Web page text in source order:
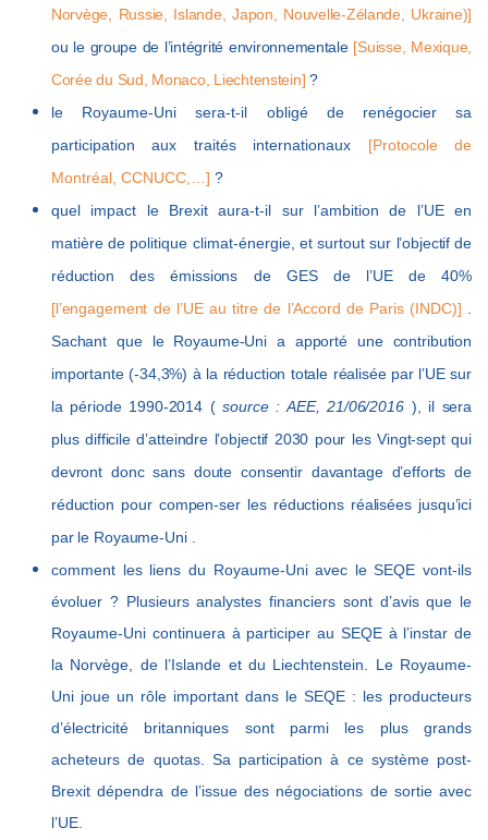
Norvège, Russie, Islande, Japon, Nouvelle-Zélande, Ukraine)]
ou le groupe de l’intégrité environnementale [Suisse, Mexique,
Corée du Sud, Monaco, Liechtenstein] ?
le Royaume-Uni sera-t-il obligé de renégocier sa
participation aux traités internationaux [Protocole de
Montréal, CCNUCC,…] ?
quel impact le Brexit aura-t-il sur l’ambition de l’UE en
matière de politique climat-énergie, et surtout sur l’objectif de
réduction des émissions de GES de l’UE de 40%
[l’engagement de l’UE au titre de l’Accord de Paris (INDC)]
Sachant que le Royaume-Uni a apporté une contribution
importante (-34,3%) à la réduction totale réalisée par l’UE sur
la période 1990-2014 ( source : AEE, 21/06/2016 ), il sera
plus difficile d’atteindre l’objectif 2030 pour les Vingt-sept qui
devront donc sans doute consentir davantage d’efforts de
réduction pour compen-ser les réductions réalisées jusqu’ici
par le Royaume-Uni
comment les liens du Royaume-Uni avec le SEQE vont-ils
évoluer ? Plusieurs analystes financiers sont d’avis que le
Royaume-Uni continuera à participer au SEQE à l’instar de
la Norvège, de l’Islande et du Liechtenstein. Le Royaume-
Uni joue un rôle important dans le SEQE : les producteurs
d’électricité britanniques sont parmi les plus grands
acheteurs de quotas. Sa participation à ce système post-
Brexit dépendra de l’issue des négociations de sortie avec
l’UE.